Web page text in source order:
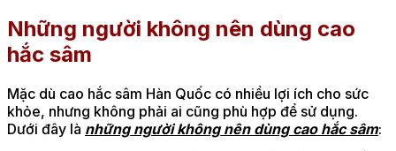
Những người không nên dùng cao
hắc sâm
Mặc dù cao hắc sâm Hàn Quốc có nhiều lợi ích cho sức
khỏe, nhưng không phải ai cũng phù hợp để sử dụng.
Dưới đây là những người không nên dùng cao hắc sâm: